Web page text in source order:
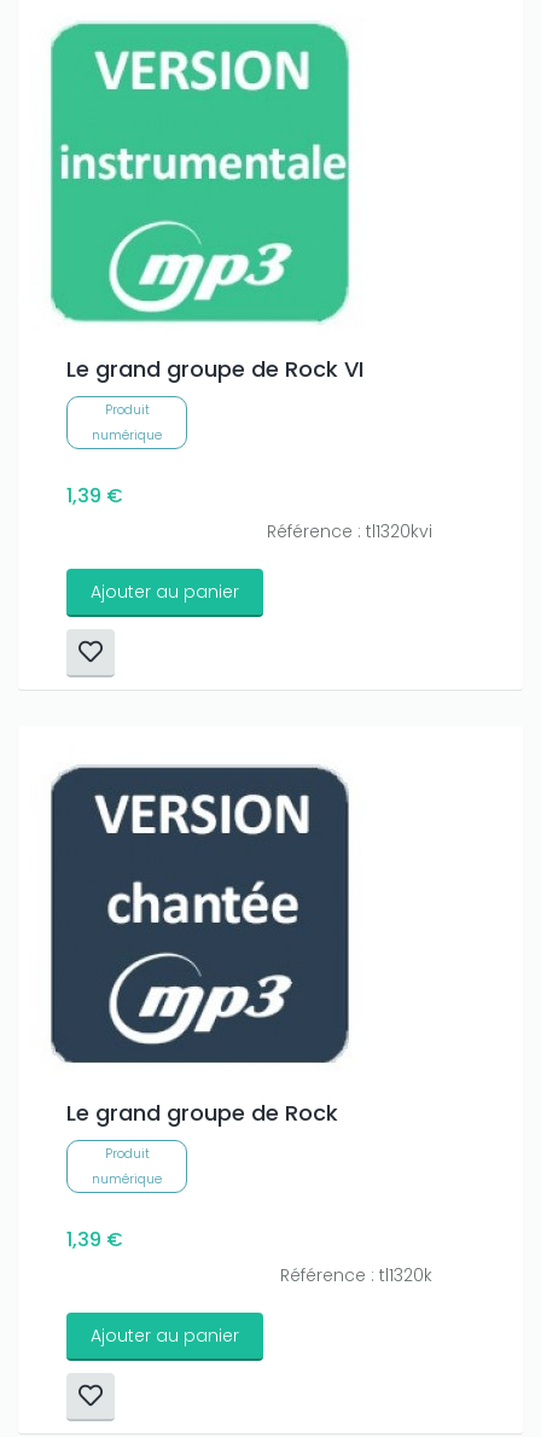
Le grand groupe de Rock VI
Produit
numérique
1,39 €
Référence : tl1320kvi
Ajouter au panier
Le grand groupe de Rock
Produit
numérique
1,39 €
Référence : tl1320k
Ajouter au panier